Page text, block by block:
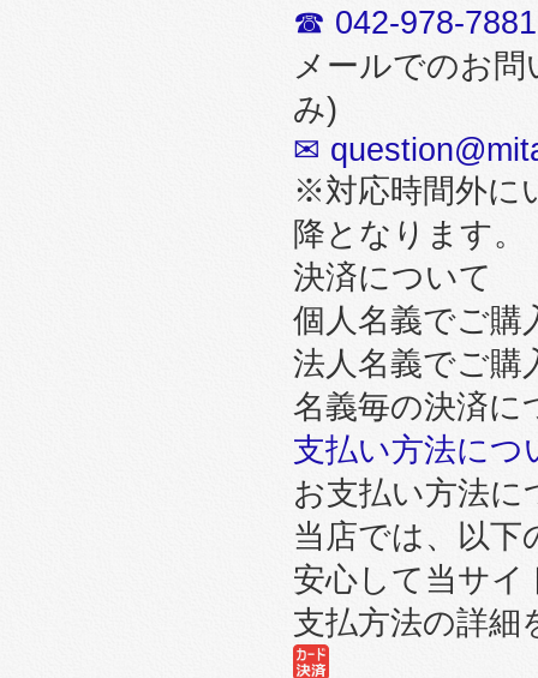
☎ 042-978-7881
メールでのお
み)
✉
※対応時間外に
降となります。
決済について
個人名義でご購
法人名義でご購
名義毎の決済に
支払い方法につ
お支払い方法に
当店では、以
安心して当サイ
支払方法の詳細